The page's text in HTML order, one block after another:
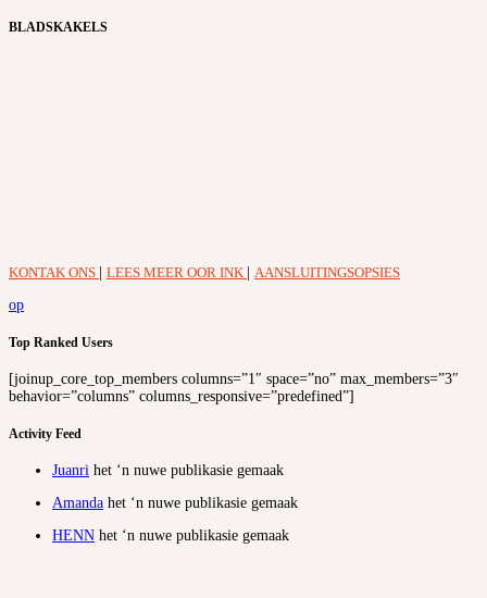
BLADSKAKELS
KONTAK ONS LEES MEER OOR INK
AANSLUITINGSOPSIES
op
Top Ranked Users
[joinup_core_top_members columns=”1″ space=”no” max_members=”3″
behavior=”columns” columns_responsive=”predefined”]
Activity Feed
Juanri het ‘n nuwe publikasie gemaak
Amanda het ‘n nuwe publikasie gemaak
HENN het ‘n nuwe publikasie gemaak